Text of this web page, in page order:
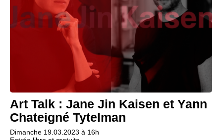
Art Talk : Jane Jin Kaisen et Yann
Chateigné Tytelman
Dimanche 19.03.2023 à 16h